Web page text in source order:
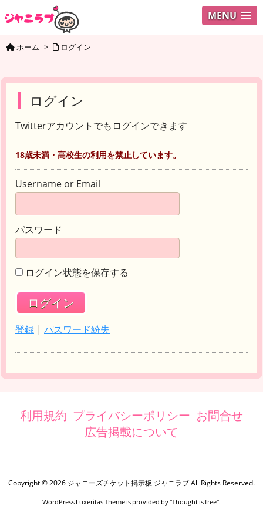
MENU
ホーム > ログイン
ログイン
Twitterアカウントでもログインできます
18歳未満・高校生の利用を禁止しています。
Username or Email
パスワード
ログイン状態を保存する
登録 | パスワード紛失
利用規約 プライバシーポリシー お問合せ
広告掲載について
Copyright ©2026 ジャニーズチケット掲示板 ジャニラブAll Rights Reserved.
WordPress Luxeritas Theme is provided by "Thought is free".